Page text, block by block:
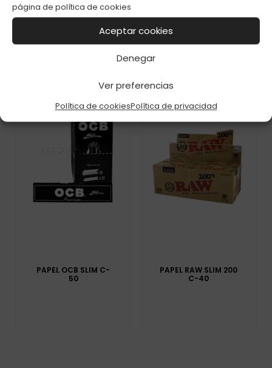
página de política de cookies
Aceptar cookies
Denegar
Ver preferencias
Política de cookiesPolítica de privacidad
C-20
PAPEL OCB SLIM C-
50
PAPEL RAW SLIM 200
C-40